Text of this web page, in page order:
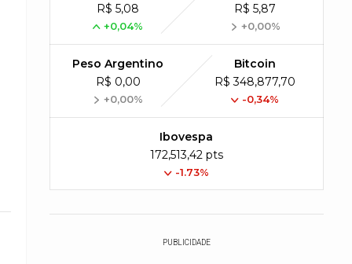
R$ 5,08
+0,04%
R$ 5,87
+0,00%
Peso Argentino
R$ 0,00
+0,00%
Bitcoin
R$ 348,877,70
-0,34%
Ibovespa
172,513,42 pts
-1.73%
PUBLICIDADE